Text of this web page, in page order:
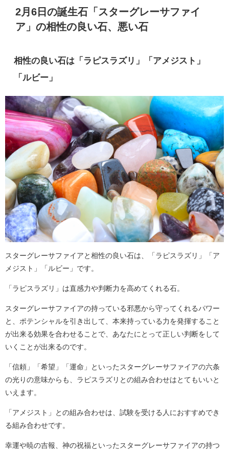
2月6日の誕生石「スターグレーサファイ
ア」の相性の良い石、悪い石
相性の良い石は「ラピスラズリ」「アメジスト」
「ルビー」
スターグレーサファイアと相性の良い石は、「ラピスラズリ」「ア
メジスト」「ルビー」です。
「ラピスラズリ」は直感力や判断力を高めてくれる石。
スターグレーサファイアの持っている邪悪から守ってくれるパワー
と、ポテンシャルを引き出して、本来持っている力を発揮すること
が出来る効果を合わせることで、あなたにとって正しい判断をして
いくことが出来るのです。
「信頼」「希望」「運命」といったスターグレーサファイアの六条
の光りの意味からも、ラピスラズリとの組み合わせはとてもいいと
いえます。
「アメジスト」との組み合わせは、試験を受ける人におすすめでき
る組み合わせです。
幸運や暁の吉報、神の祝福といったスターグレーサファイアの持つ